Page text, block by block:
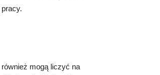
mogą liczyć na